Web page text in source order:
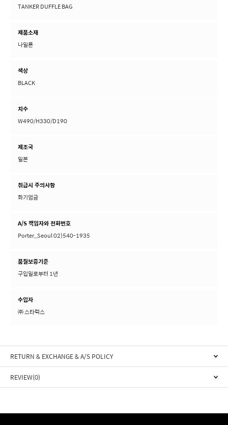
TANKER DUFFLE BAG
제품소재
나일론
색상
BLACK
치수
W490/H330/D190
제조국
일본
취급시 주의사항
화기엄금
A/S 책임자와 전화번호
Porter_Seoul 02)540-1935
품질보증기준
구입일로부터 1년
수입자
㈜ 스타럭스
RETURN & EXCHANGE & A/S POLICY
REVIEW(0)